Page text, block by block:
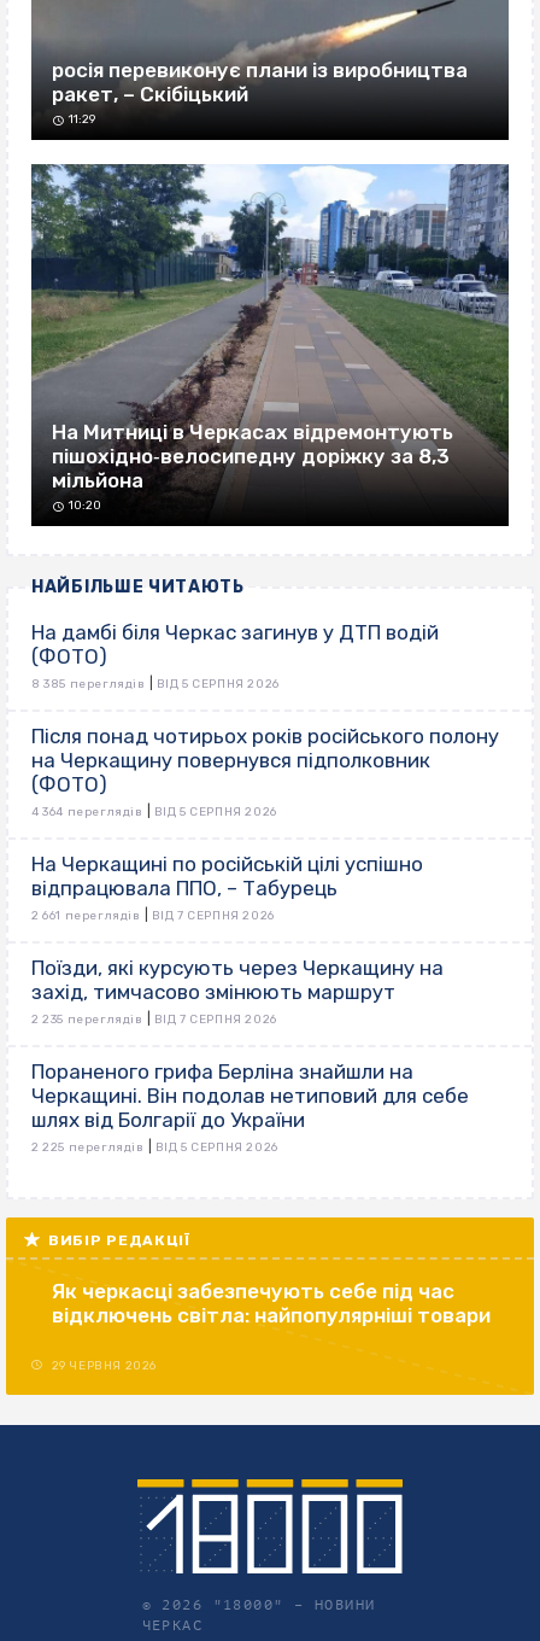
росія перевиконує плани із виробництва
ракет, – Скібіцький
11:29
На Митниці в Черкасах відремонтують
пішохідно‐велосипедну доріжку за 8,3
мільйона
10:20
НАЙБІЛЬШЕ ЧИТАЮТЬ
На дамбі біля Черкас загинув у ДТП водій
(ФОТО)
8 385 переглядів ВІД 5 СЕРПНЯ 2026
Після понад чотирьох років російського полону
на Черкащину повернувся підполковник
(ФОТО)
4 364 переглядів ВІД 5 СЕРПНЯ 2026
На Черкащині по російській цілі успішно
відпрацювала ППО, – Табурець
2 661 переглядів ВІД 7 СЕРПНЯ 2026
Поїзди, які курсують через Черкащину на
захід, тимчасово змінюють маршрут
2 235 переглядів ВІД 7 СЕРПНЯ 2026
Пораненого грифа Берліна знайшли на
Черкащині. Він подолав нетиповий для себе
шлях від Болгарії до України
2 225 переглядів ВІД 5 СЕРПНЯ 2026
ВИБІР РЕДАКЦІЇ
Як черкасці забезпечують себе під час
відключень світла: найпопулярніші товари
29 ЧЕРВНЯ 2026
© 2026 "18000" – НОВИНИ
ЧЕРКАС